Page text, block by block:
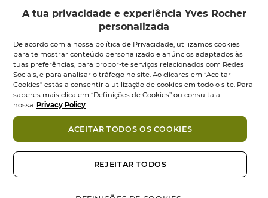
Gel Duche Corpo &
Cabelo Granit...
4.8 (131)
4.8
5
Granit Bleu - 100ml
Vaporizador 100
4.7 (442)
4.7
em
5
24,95 €
A tua privacidade e experiência Yves Rocher
personalizada
De acordo com a nossa política de Privacidade, utilizamos cookies
para te mostrar conteúdo personalizado e anúncios adaptados às
tuas preferências, para propor-te serviços relacionados com Redes
Sociais, e para analisar o tráfego no site. Ao clicares em “Aceitar
Cookies” estás a consentir a utilização de cookies em todo o site. Para
saberes mais clica em “Definições de Cookies” ou consulta a
nossa Privacy Policy
REJEITAR TODOS
ACEITAR TODOS OS COOKIES